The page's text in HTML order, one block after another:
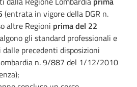
(entrata in vigore della DGR n.
altre Regioni prima del 22
gli standard professionali e
precedenti disposizioni
n. 9/887 del 1/12/2010